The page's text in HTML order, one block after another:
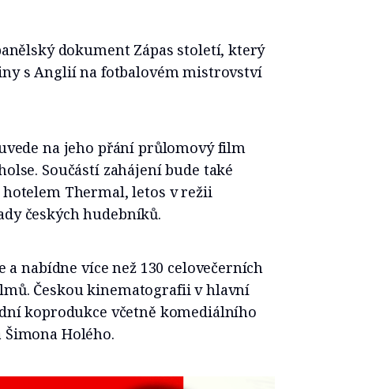
dokument Zápas století, který
s Anglií na fotbalovém mistrovství
na jeho přání průlomový film
Součástí zahájení bude také
Thermal, letos v režii
českých hudebníků.
a nabídne více než 130 celovečerních
Českou kinematografii v hlavní
koprodukce včetně komediálního
Šimona Holého.